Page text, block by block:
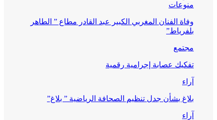
منوعات
وفاة الفنان المغربي الكبير عبد القادر مطاع ” الطاهر
بلفرياط”
مجتمع
تفكيك عصابة إجرامية رقمية
آراء
بلاغ بشأن جدل تنظيم الصحافة الرياضية ” بلاغ”
آراء